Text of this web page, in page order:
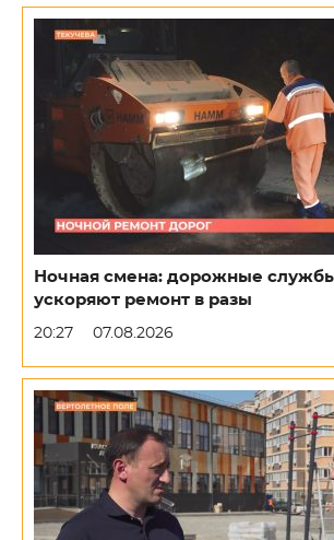
Ночная смена: дорожные
ускоряют ремонт в разы
20:27 07.08.2026